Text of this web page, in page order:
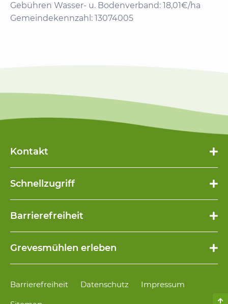
Gebühren Wasser- u. Bodenverband: 18,01€/ha
Gemeindekennzahl: 13074005
Kontakt
Schnellzugriff
überspringen
Barrierefreiheit
überspringen
Grevesmühlen erleben
Navigation
Barrierefreiheit Datenschutz Impressum